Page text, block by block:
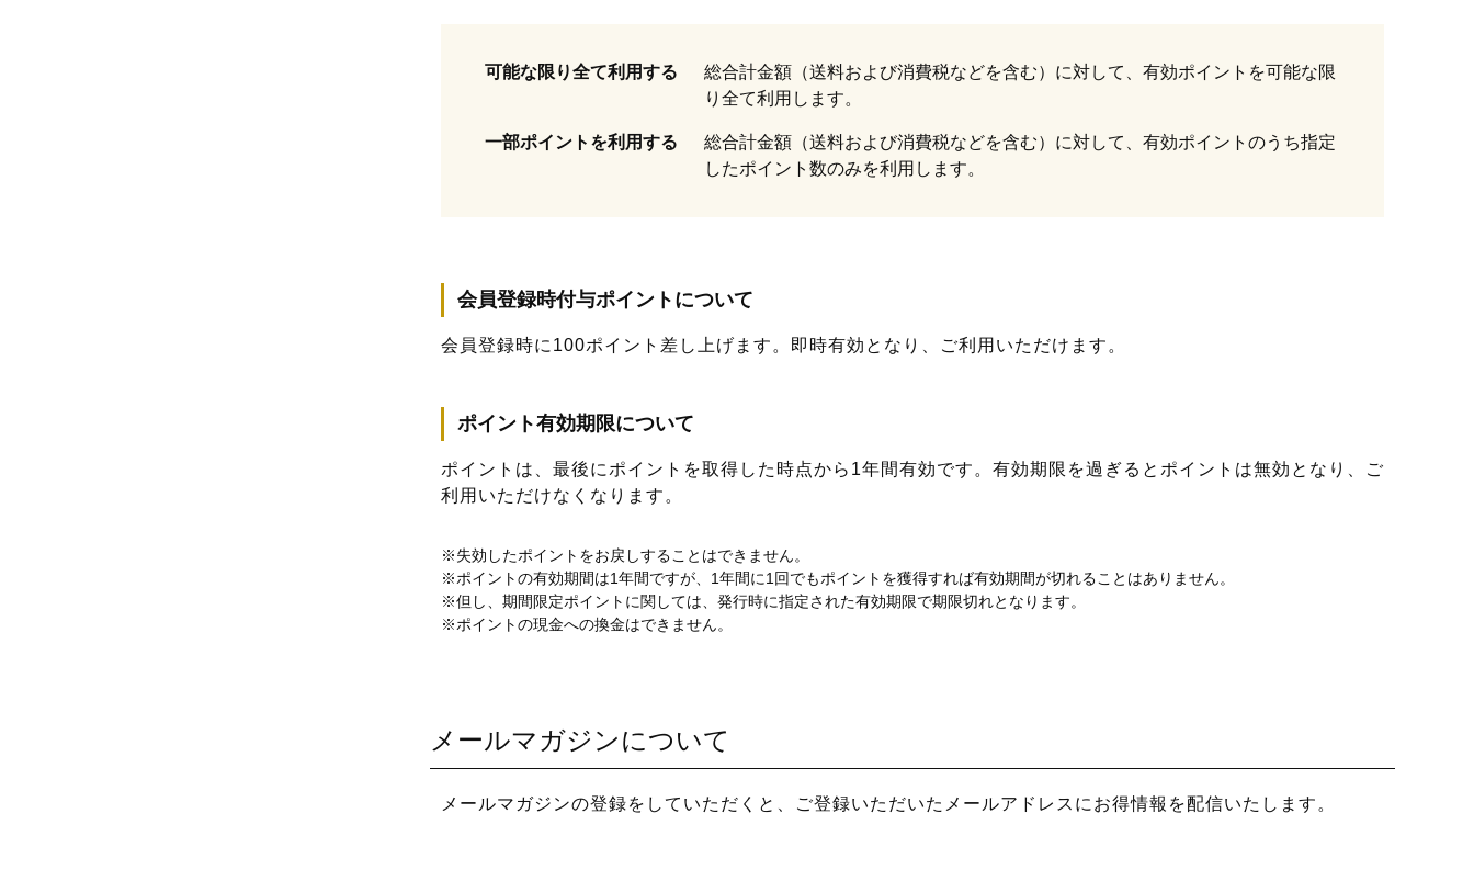
可能な限り全て利用する
総合計金額（送料および消費税などを含む）に対して、有効ポイントを可能な限
り全て利用します。
一部ポイントを利用する
総合計金額（送料および消費税などを含む）に対して、有効ポイントのうち指定
したポイント数のみを利用します。
会員登録時付与ポイントについて
会員登録時に100ポイント差し上げます。即時有効となり、ご利用いただけます。
ポイント有効期限について
ポイントは、最後にポイントを取得した時点から1年間有効です。有効期限を過ぎるとポイントは無効となり、ご
利用いただけなくなります。
失効したポイントをお戻しすることはできません。
ポイントの有効期間は1年間ですが、1年間に1回でもポイントを獲得すれば有効期間が切れることはありません。
但し、期間限定ポイントに関しては、発行時に指定された有効期限で期限切れとなります。
ポイントの現金への換金はできません。
メールマガジンについて
メールマガジンの登録をしていただくと、ご登録いただいたメールアドレスにお得情報を配信いたします。